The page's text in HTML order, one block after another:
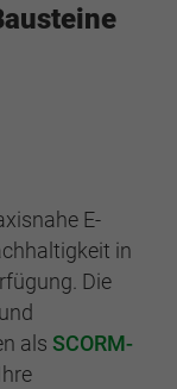
E-
in
Die
als SCORM-